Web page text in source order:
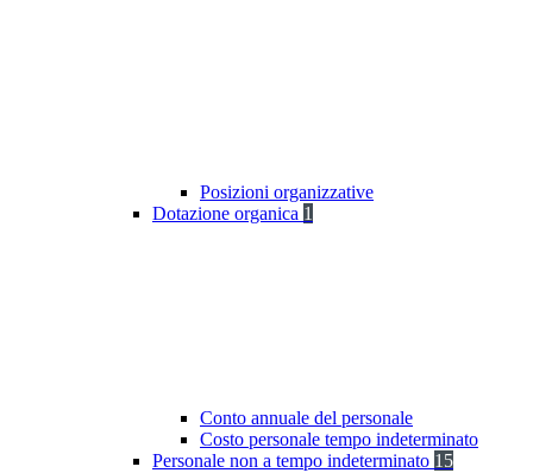
Posizioni organizzative
Dotazione organica 1
Conto annuale del personale
Costo personale tempo indeterminato
Personale non a tempo indeterminato 15